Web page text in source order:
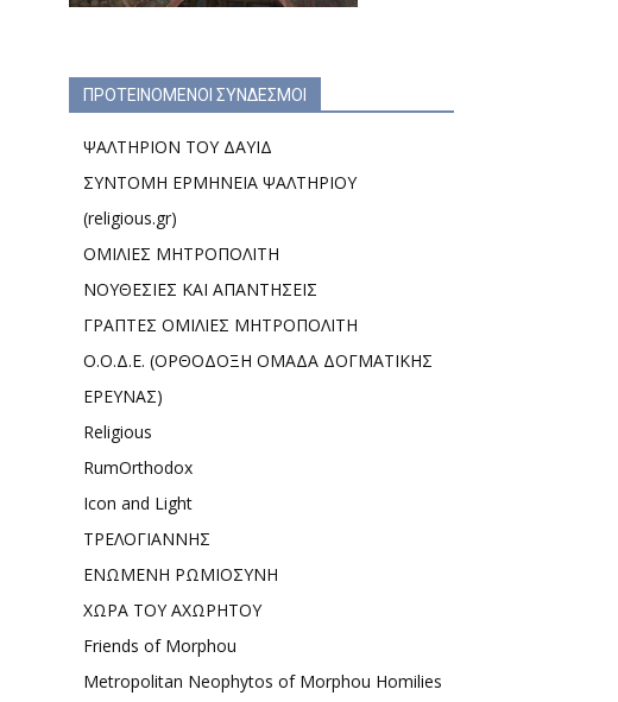
ΠΡΟΤΕΙΝΟΜΕΝΟΙ ΣΥΝΔΕΣΜΟΙ
ΨΑΛΤΗΡΙΟΝ ΤΟΥ ΔΑΥΙΔ
ΣΥΝΤΟΜΗ ΕΡΜΗΝΕΙΑ ΨΑΛΤΗΡΙΟΥ
(religious.gr)
ΟΜΙΛΙΕΣ ΜΗΤΡΟΠΟΛΙΤΗ
ΝΟΥΘΕΣΙΕΣ ΚΑΙ ΑΠΑΝΤΗΣΕΙΣ
ΓΡΑΠΤΕΣ ΟΜΙΛΙΕΣ ΜΗΤΡΟΠΟΛΙΤΗ
Ο.Ο.Δ.Ε. (ΟΡΘΟΔΟΞΗ ΟΜΑΔΑ ΔΟΓΜΑΤΙΚΗΣ
ΕΡΕΥΝΑΣ)
Religious
RumOrthodox
Icon and Light
ΤΡΕΛΟΓΙΑΝΝΗΣ
ΕΝΩΜΕΝΗ ΡΩΜΙΟΣΥΝΗ
ΧΩΡΑ ΤΟΥ ΑΧΩΡΗΤΟΥ
Friends of Morphou
Metropolitan Neophytos of Morphou Homilies